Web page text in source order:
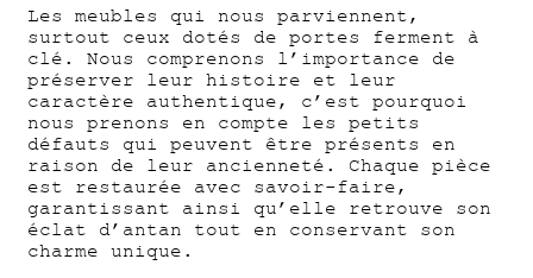
Les meubles qui nous parviennent,
surtout ceux dotés de portes ferment à
clé. Nous comprenons l’importance de
préserver leur histoire et leur
caractère authentique, c’est pourquoi
nous prenons en compte les petits
défauts qui peuvent être présents en
raison de leur ancienneté. Chaque pièce
est restaurée avec savoir-faire,
garantissant ainsi qu’elle retrouve son
éclat d’antan tout en conservant son
charme unique.